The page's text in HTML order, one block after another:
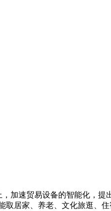
速贸易设备的智能化，提
取居家、养老、文化旅逛、